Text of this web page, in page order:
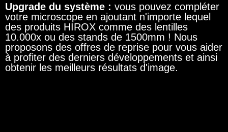
Upgrade du système : vous pouvez compléter
votre microscope en ajoutant n'importe lequel
des produits HIROX comme des lentilles
10.000x ou des stands de 1500mm ! Nous
proposons des offres de reprise pour vous aider
à profiter des derniers développements et ainsi
obtenir les meilleurs résultats d'image.